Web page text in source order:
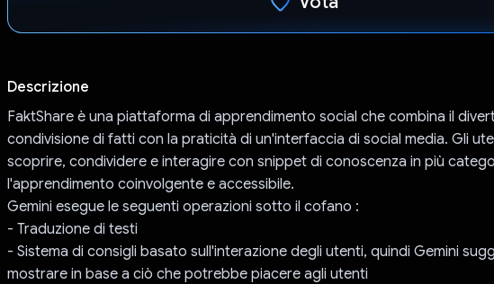
Descrizione
FaktShare è una piattaforma di apprendimento social che combina il
condivisione di fatti con la praticità di un'interfaccia di social media. Gli
scoprire, condividere e interagire con snippet di conoscenza in più
l'apprendimento coinvolgente e accessibile.
Gemini esegue le seguenti operazioni sotto il cofano :
- Traduzione di testi
- Sistema di consigli basato sull'interazione degli utenti, quindi Gemini
mostrare in base a ciò che potrebbe piacere agli utenti